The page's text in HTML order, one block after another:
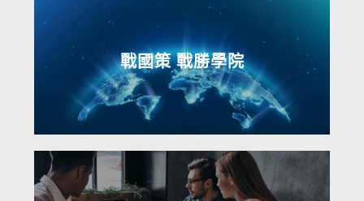
戰國策 戰勝學院